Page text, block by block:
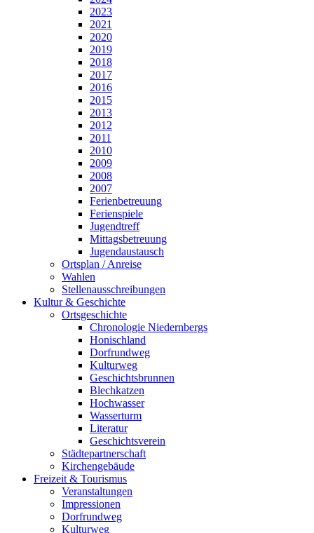
2023
2021
2020
2019
2018
2017
2016
2015
2013
2012
2011
2010
2009
2008
2007
Ferienbetreuung
Ferienspiele
Jugendtreff
Mittagsbetreuung
Jugendaustausch
Ortsplan / Anreise
Wahlen
Stellenausschreibungen
Kultur & Geschichte
Ortsgeschichte
Chronologie Niedernbergs
Honischland
Dorfrundweg
Kulturweg
Geschichtsbrunnen
Blechkatzen
Hochwasser
Wasserturm
Literatur
Geschichtsverein
Städtepartnerschaft
Kirchengebäude
Freizeit & Tourismus
Veranstaltungen
Impressionen
Dorfrundweg
Kulturweg